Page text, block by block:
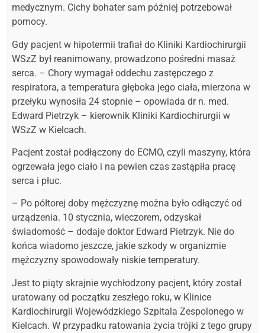
medycznym. Cichy bohater sam później potrzebował
pomocy.
Gdy pacjent w hipotermii trafiał do Kliniki Kardiochirurgii
WSzZ był reanimowany, prowadzono pośredni masaż
serca. – Chory wymagał oddechu zastępczego z
respiratora, a temperatura głęboka jego ciała, mierzona w
przełyku wynosiła 24 stopnie – opowiada dr n. med.
Edward Pietrzyk – kierownik Kliniki Kardiochirurgii w
WSzZ w Kielcach.
Pacjent został podłączony do ECMO, czyli maszyny, która
ogrzewała jego ciało i na pewien czas zastąpiła pracę
serca i płuc.
– Po półtorej doby mężczyznę można było odłączyć od
urządzenia. 10 stycznia, wieczorem, odzyskał
świadomość – dodaje doktor Edward Pietrzyk. Nie do
końca wiadomo jeszcze, jakie szkody w organizmie
mężczyzny spowodowały niskie temperatury.
Jest to piąty skrajnie wychłodzony pacjent, który został
uratowany od początku zeszłego roku, w Klinice
Kardiochirurgii Wojewódzkiego Szpitala Zespolonego w
Kielcach. W przypadku ratowania życia trójki z tego grupy